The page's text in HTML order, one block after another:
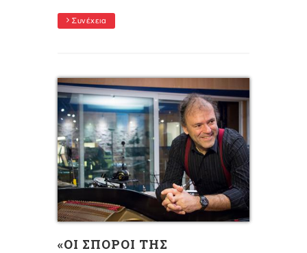
Συνέχεια
«ΟΙ ΣΠΟΡΟΙ ΤΗΣ